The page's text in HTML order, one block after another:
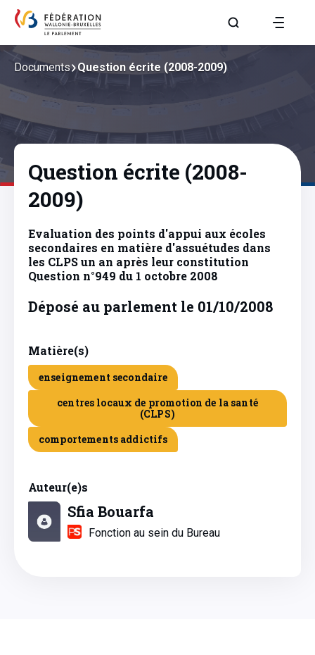
Aller à la page
Documents Question écrite (2008-2009)
Question écrite (2008-
2009)
Evaluation des points d'appui aux écoles
secondaires en matière d'assuétudes dans
les CLPS un an après leur constitution
Question n°949 du 1 octobre 2008
Déposé au parlement le 01/10/2008
Matière(s)
enseignement secondaire
centres locaux de promotion de la santé
(CLPS)
comportements addictifs
Auteur(e)s
Sfia Bouarfa
Fonction au sein du Bureau